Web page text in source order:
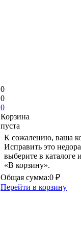
0
0
0
Корзина
пуста
К сожалению, ваша
Исправить это
выберите в
«В корзину».
Общая сумма:0 ₽
Перейти в корзину